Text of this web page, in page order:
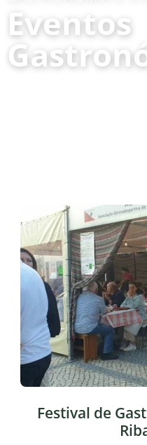
Eventos
Festival de